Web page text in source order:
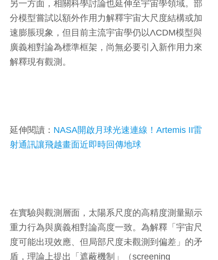
另一方面，相關科學討論也延伸至宇宙學領域。部
分模型嘗試以額外作用力解釋宇宙大尺度結構或加
速膨脹現象，但目前主流宇宙學仍以ΛCDM模型與
廣義相對論為標準框架，尚無必要引入新作用力來
解釋現有觀測。
延伸閱讀： NASA開啟月球光速連線！Artemis II雷
射通訊讓飛越畫面近即時回傳地球
在實驗與觀測層面，太陽系尺度的高精度測量顯示
重力行為與廣義相對論高度一致。為解釋「宇宙尺
度可能出現效應、但局部尺度未觀測到偏差」的矛
盾，理論上提出「遮蔽機制」（screening